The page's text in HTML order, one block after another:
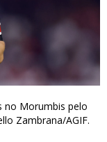
no Morumbis pelo
Zambrana/AGIF.